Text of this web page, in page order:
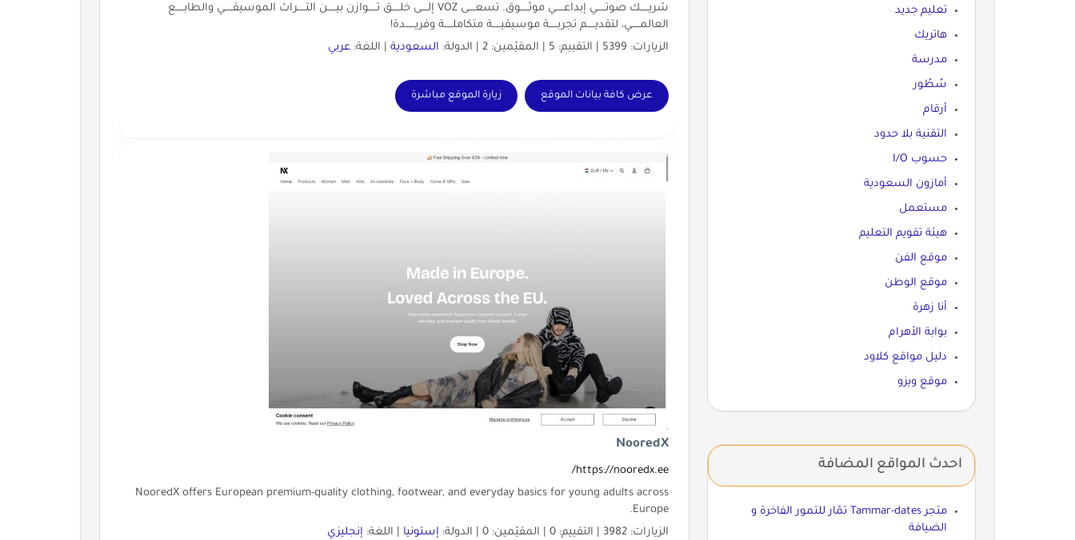
شريـــــك صوتـــــي إبداعـــــي موثـــــوق. تسعــــى VOZ إلــــى خلـــــق تـــــوازن بيـــــن التـــــراث الموسيقـــــي والطابـــــع
العالمـــــي، لتقديـــــم تجربـــــة موسيقيـــــة متكاملـــــة وفريــــــدة!
الزيارات: 5399 | التقييم: 5 | المقيّمين: 2 | الدولة:
السعودية| اللغة: عربي
عرض كافة بيانات الموقع زيارة الموقع مباشرة
NooredX
https://nooredx.ee/
NooredX offers European premium-quality clothing, footwear, and everyday basics for young adults across
Europe.
الزيارات: 3982 | التقييم: 0 | المقيّمين: 0 | الدولة:
إستونيا | اللغة: إنجليزي
تعليم جديد
هاتريك
مدرسة
سُطُور
أرقام
التقنية بلا حدود
حسوب I/O
أمازون السعودية
مستعمل
هيئة تقويم التعليم
موقع الفن
موقع الوطن
أنا زهرة
بوابة الأهرام
دليل مواقع كلاود
موقع ويزو
احدث المواقع المضافة
متجر Tammar-dates تمّار للتمور الفاخرة و
الضيافة